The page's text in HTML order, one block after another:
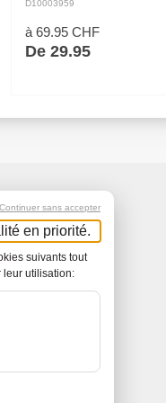
flocons et les rafales de…
D10003959
à 69.95 CHF
De 29.95
Services
Livraison
Garantie
Continuer sans accepter
en priorité.
suivants tout
leur utilisation: